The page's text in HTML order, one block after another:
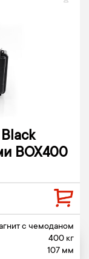
BOX400
c чемоданом
400 кг
107 мм